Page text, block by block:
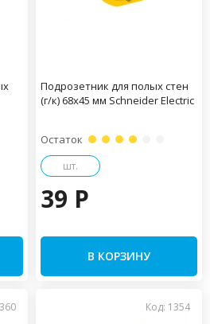
Подрозетник для полых стен
(г/к) 68х45 мм Schneider Electric
Остаток
шт.
39 P
В КОРЗИНУ
Код: 1354